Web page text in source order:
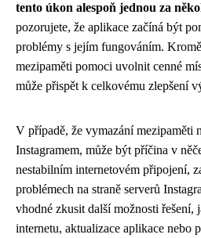
tento úkon alespoň jednou za
pozorujete, že aplikace začíná být
problémy s jejím fungováním.
mezipaměti pomoci uvolnit cenné
může přispět k celkovému zlepšení
V případě, že vymazání mezipaměti
Instagramem, může být příčina v
nestabilním internetovém připojení,
problémech na straně serverů
vhodné zkusit další možnosti
internetu, aktualizace aplikace nebo